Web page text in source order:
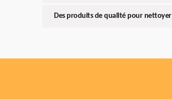
Des produits de qualité pour